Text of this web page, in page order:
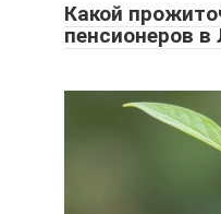
Какой
пенсионеров в